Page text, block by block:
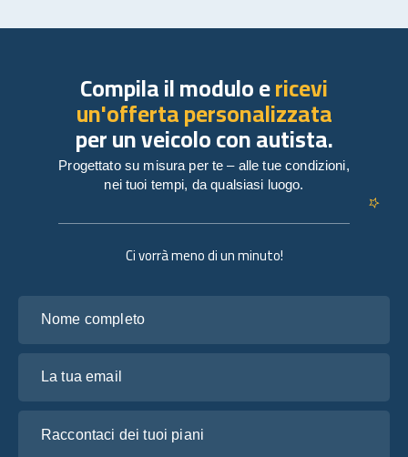
Ci vorrà meno di un minuto!
Compila il modulo ericevi
un'offerta personalizzata
per un veicolo con autista.
Progettato su misura per te – alle tue condizioni,
nei tuoi tempi, da qualsiasi luogo.